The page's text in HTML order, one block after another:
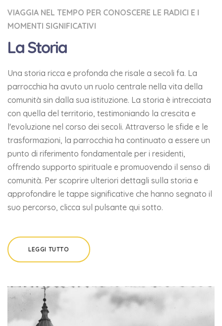
VIAGGIA NEL TEMPO PER CONOSCERE LE RADICI E I
MOMENTI SIGNIFICATIVI
La Storia
Una storia ricca e profonda che risale a secoli fa. La
parrocchia ha avuto un ruolo centrale nella vita della
comunità sin dalla sua istituzione. La storia è intrecciata
con quella del territorio, testimoniando la crescita e
l'evoluzione nel corso dei secoli. Attraverso le sfide e le
trasformazioni, la parrocchia ha continuato a essere un
punto di riferimento fondamentale per i residenti,
offrendo supporto spirituale e promuovendo il senso di
comunità. Per scoprire ulteriori dettagli sulla storia e
approfondire le tappe significative che hanno segnato il
suo percorso, clicca sul pulsante qui sotto.
LEGGI TUTTO